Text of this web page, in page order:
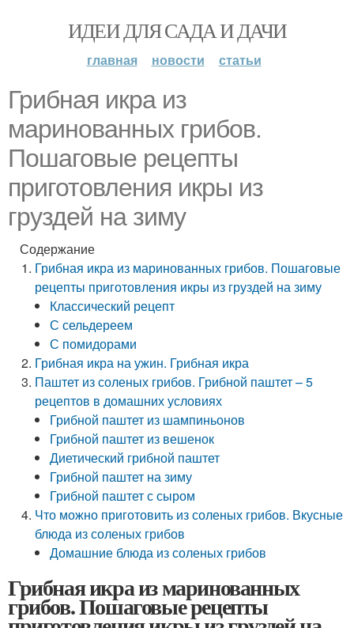
ИДЕИ ДЛЯ САДА И ДАЧИ
главная новости статьи
Грибная икра из
маринованных грибов.
Пошаговые рецепты
приготовления икры из
груздей на зиму
Содержание
Грибная икра из маринованных грибов. Пошаговые
рецепты приготовления икры из груздей на зиму
Классический рецепт
С сельдереем
С помидорами
Грибная икра на ужин. Грибная икра
Паштет из соленых грибов. Грибной паштет – 5
рецептов в домашних условиях
Грибной паштет из шампиньонов
Грибной паштет из вешенок
Диетический грибной паштет
Грибной паштет на зиму
Грибной паштет с сыром
Что можно приготовить из соленых грибов. Вкусные
блюда из соленых грибов
Домашние блюда из соленых грибов
Грибная икра из маринованных
грибов. Пошаговые рецепты